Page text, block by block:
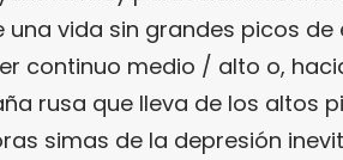
una vida sin grandes picos
continuo medio / alto o,
rusa que lleva de los altos
simas de la depresión